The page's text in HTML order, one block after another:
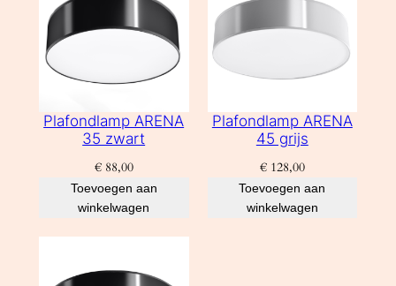
Plafondlamp ARENA
35 zwart
€88,00
Toevoegen aan
winkelwagen
Plafondlamp ARENA
45 grijs
€128,00
Toevoegen aan
winkelwagen